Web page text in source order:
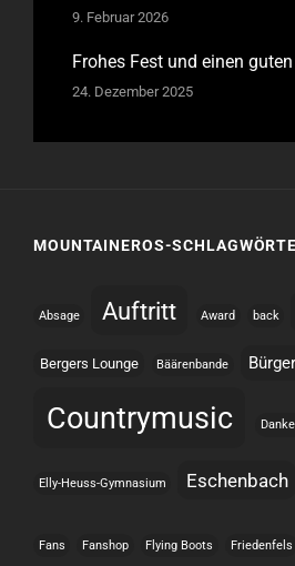
9. Februar 2026
Frohes Fest und einen
24. Dezember 2025
MOUNTAINEROS-
Absage Auftritt Award back
Bergers Lounge Bäärenbande
Countrymusic
Elly-Heuss-Gymnasium Eschenbach
Fans Fanshop Flying Boots Friedenfels